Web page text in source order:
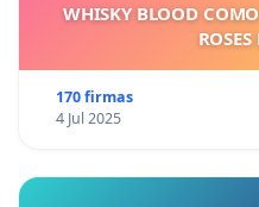
WHISKY BLOOD
170 firmas
4 Jul 2025